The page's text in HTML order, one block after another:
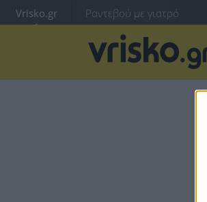
Vrisko.gr Ραντεβού με γιατρό